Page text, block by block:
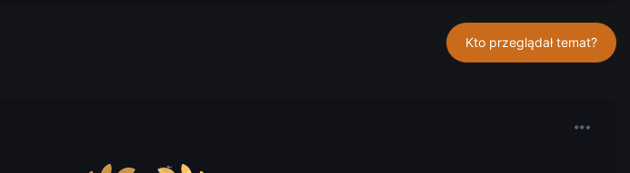
Kto przeglądał temat?